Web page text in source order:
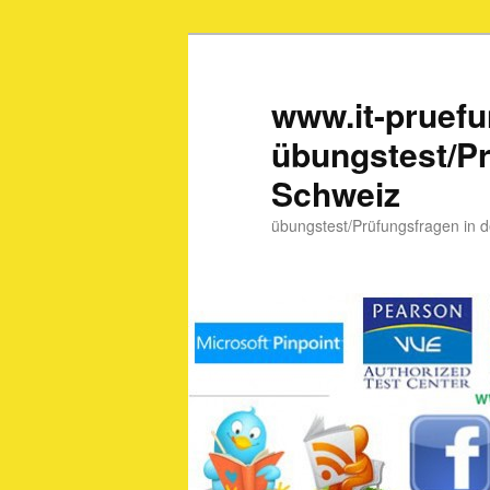
www.it-
übungstest/
Schweiz
übungstest/Prüfungsfragen in